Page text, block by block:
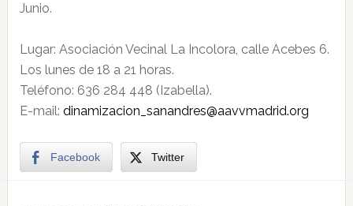
Junio.
Lugar: Asociación Vecinal La Incolora, calle Acebes 6.
Los lunes de 18 a 21 horas.
Teléfono: 636 284 448 (Izabella).
E-mail: dinamizacion_sanandres@aavvmadrid.org
Facebook Twitter